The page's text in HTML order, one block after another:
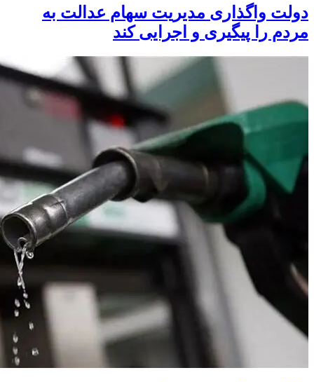
دولت واگذاری مدیریت سهام عدالت به
مردم را پیگیری و اجرایی کند